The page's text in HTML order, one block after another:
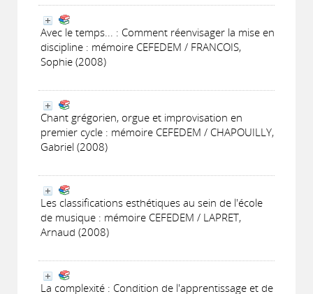
Avec le temps... : Comment réenvisager la mise en
discipline : mémoire CEFEDEM / FRANCOIS,
Sophie (2008)
Chant grégorien, orgue et improvisation en
premier cycle : mémoire CEFEDEM / CHAPOUILLY,
Gabriel (2008)
Les classifications esthétiques au sein de l'école
de musique : mémoire CEFEDEM / LAPRET,
Arnaud (2008)
La complexité : Condition de l'apprentissage et de